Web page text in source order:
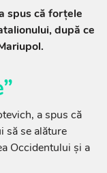
spus că forţele
după ce
a spus că
să se alăture
Occidentului şi a